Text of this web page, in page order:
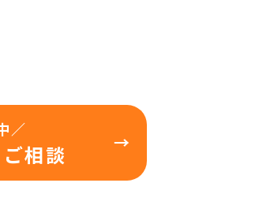
／
相談